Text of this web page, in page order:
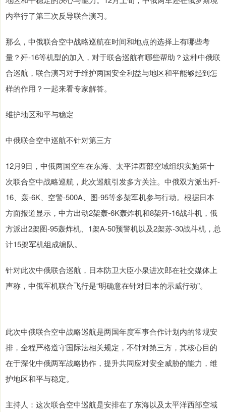
内举行了第三次反导联合演习。
那么，中俄联合空中战略巡航在时间和地点的选择上有哪些考
量？歼-16等机型的加入，对于联合巡航有哪些帮助？这种中俄联
合巡航，联合演习对于维护两国安全利益与地区和平能够起到怎
样的作用？一起来看专家解答。
维护地区和平与稳定
中俄联合空中巡航不针对第三方
12月9日，中俄两国空军在东海、太平洋西部空域组织实施第十
次联合空中战略巡航，此次巡航引发多方关注。中俄双方派出歼-
16、轰-6K、空警-500A、图-95等多架军机参与行动。根据日本
方面报道显示，中方出动2架轰-6K轰炸机和8架歼-16战斗机，俄
方派出2架图-95轰炸机、1架A-50预警机以及2架苏-30战斗机，总
计15架军机组成编队。
针对此次中俄联合巡航，日本防卫大臣小泉进次郎在社交媒体上
声称，中俄军机联合飞行是“明确意在针对日本的示威行动”。
此次中俄联合空中战略巡航是两国年度军事合作计划内的常规安
排，全程严格遵守国际法相关规定，不针对第三方，其核心目的
在于深化中俄两军战略协作，提升共同应对安全威胁的能力，维
护地区和平与稳定。
主持人：这次联合空中巡航是安排在了东海以及太平洋西部空域